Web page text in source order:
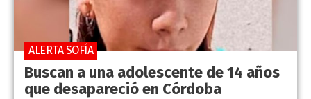
Buscan a una adolescente de 14 años
que desapareció en Córdoba
ALERTA SOFÍA